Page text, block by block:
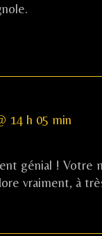
14 h 05 min
génial ! Votre
vraiment, à